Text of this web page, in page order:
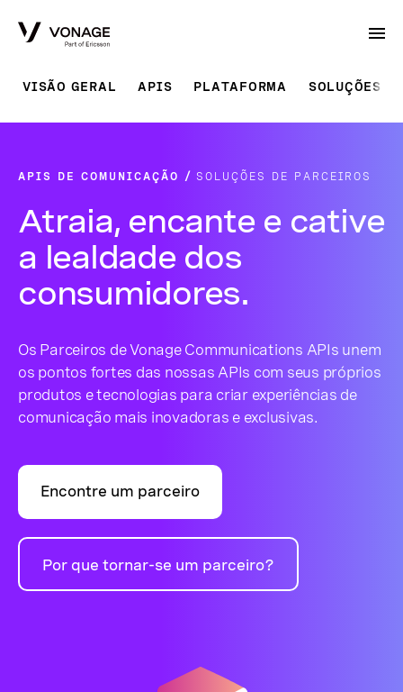
VISÃO GERAL APIS PLATAFORMA SOLUÇÕES
APIS DE COMUNICAÇÃO SOLUÇÕES DE PARCEIROS
Atraia, encante e cative
a lealdade dos
consumidores.
Os Parceiros de Vonage Communications APIs unem
os pontos fortes das nossas APIs com seus próprios
produtos e tecnologias para criar experiências de
comunicação mais inovadoras e exclusivas.
Encontre um parceiro
Por que tornar-se um parceiro?